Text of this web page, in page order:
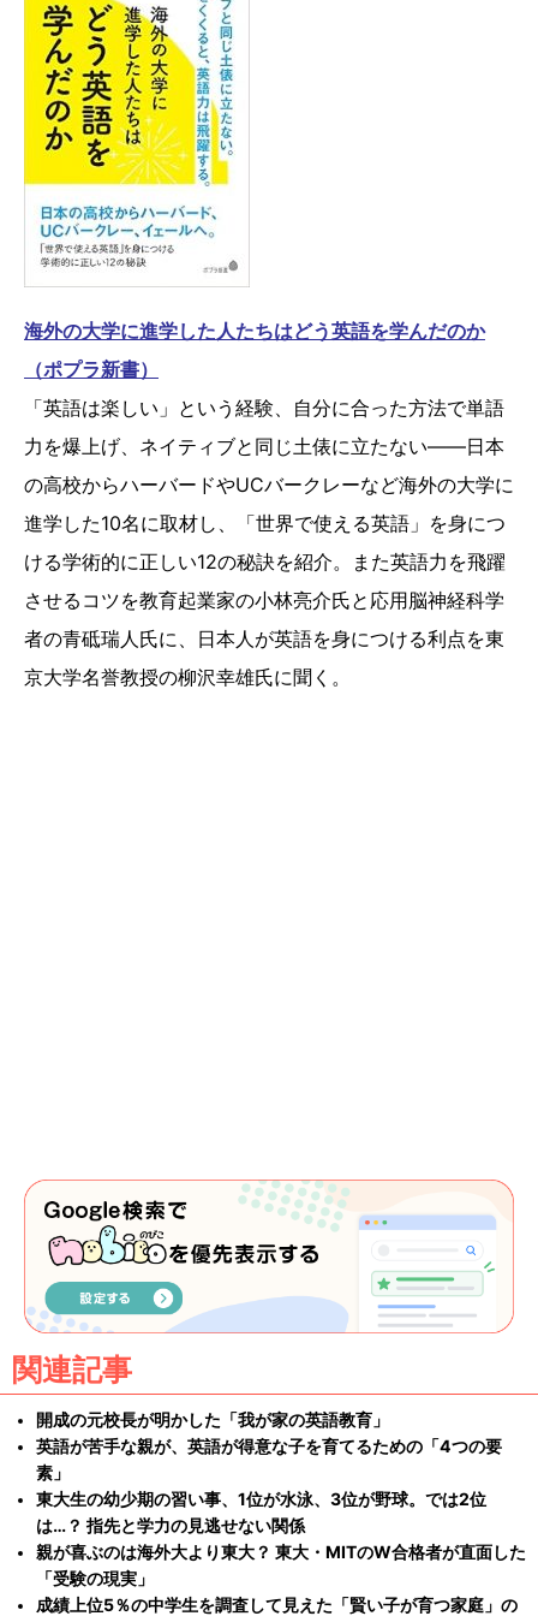
海外の大学に進学した人たちはどう英語を学んだのか
（ポプラ新書）
「英語は楽しい」という経験、自分に合った方法で単語
力を爆上げ、ネイティブと同じ土俵に立たない――日本
の高校からハーバードやUCバークレーなど海外の大学に
進学した10名に取材し、「世界で使える英語」を身につ
ける学術的に正しい12の秘訣を紹介。また英語力を飛躍
させるコツを教育起業家の小林亮介氏と応用脳神経科学
者の青砥瑞人氏に、日本人が英語を身につける利点を東
京大学名誉教授の柳沢幸雄氏に聞く。
関連記事
開成の元校長が明かした「我が家の英語教育」
英語が苦手な親が、英語が得意な子を育てるための「4つの要
素」
東大生の幼少期の習い事、1位が水泳、3位が野球。では2位
は…？ 指先と学力の見逃せない関係
親が喜ぶのは海外大より東大？ 東大・MITのW合格者が直面した
「受験の現実」
成績上位5％の中学生を調査して見えた「賢い子が育つ家庭」の